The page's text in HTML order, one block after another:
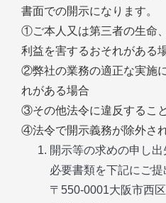
書面での開示になります。
①ご本人又は第三者の生命
利益を害するおそれがある
②弊社の業務の適正な実施
れがある場合
③その他法令に違反するこ
④法令で開示義務が除外さ
開示等の求めの申し出
必要書類を下記にご提
〒550-0001大阪市西